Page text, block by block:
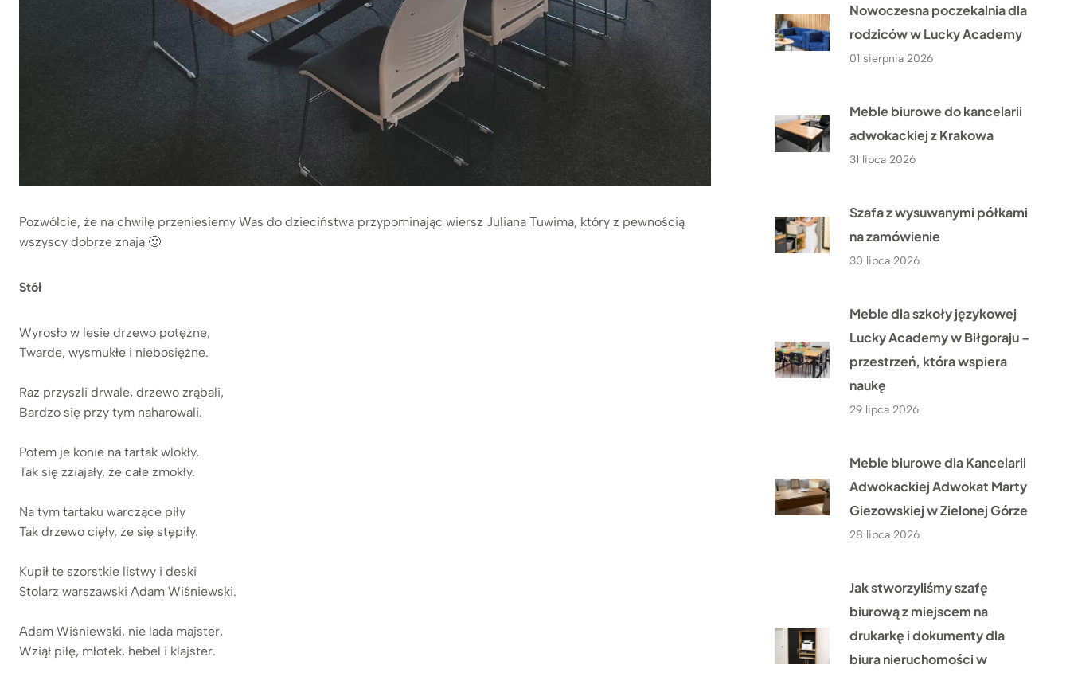
Pozwólcie, że na chwilę przeniesiemy Was do dzieciństwa przypominając wiersz Juliana Tuwima, który z pewnością
wszyscy dobrze znają 🙂
Stół
Wyrosło w lesie drzewo potężne,
Twarde, wysmukłe i niebosiężne.
Raz przyszli drwale, drzewo zrąbali,
Bardzo się przy tym naharowali.
Potem je konie na tartak wlokły,
Tak się zziajały, że całe zmokły.
Na tym tartaku warczące piły
Tak drzewo cięły, że się stępiły.
Kupił te szorstkie listwy i deski
Stolarz warszawski Adam Wiśniewski.
Adam Wiśniewski, nie lada majster,
Wziął piłę, młotek, hebel i klajster.
Nowoczesna poczekalnia dla
rodziców w Lucky Academy
01 sierpnia 2026
Meble biurowe do kancelarii
adwokackiej z Krakowa
31 lipca 2026
Szafa z wysuwanymi półkami
na zamówienie
30 lipca 2026
Meble dla szkoły językowej
Lucky Academy w Biłgoraju –
przestrzeń, która wspiera
naukę
29 lipca 2026
Meble biurowe dla Kancelarii
Adwokackiej Adwokat Marty
Giezowskiej w Zielonej Górze
28 lipca 2026
Jak stworzyliśmy szafę
biurową z miejscem na
drukarkę i dokumenty dla
biura nieruchomości w